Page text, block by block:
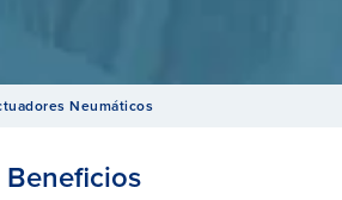
de Control
Neumáticos
Beneficios